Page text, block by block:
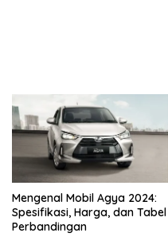
Mengenal Mobil Agya 2024:
Spesifikasi, Harga, dan Tabel
Perbandingan